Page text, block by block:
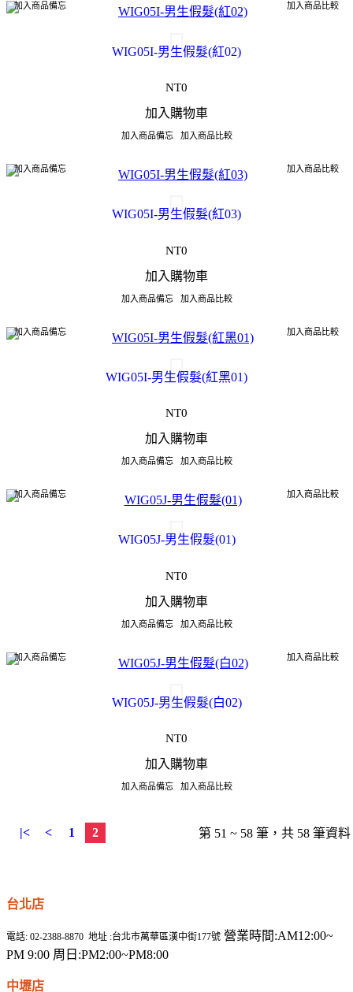
加入商品備忘 加入商品比較
WIG05I-男生假髮(紅02)
NT0
加入購物車
加入商品備忘 加入商品比較
加入商品備忘 加入商品比較
WIG05I-男生假髮(紅03)
NT0
加入購物車
加入商品備忘 加入商品比較
加入商品備忘 加入商品比較
WIG05I-男生假髮(紅黑01)
NT0
加入購物車
加入商品備忘 加入商品比較
加入商品備忘 加入商品比較
WIG05J-男生假髮(01)
NT0
加入購物車
加入商品備忘 加入商品比較
加入商品備忘 加入商品比較
WIG05J-男生假髮(白02)
NT0
加入購物車
加入商品備忘 加入商品比較
|< < 1 2 第 51 ~ 58 筆，共 58 筆資料
台北店
電話: 02-2388-8870 地址 :台北市萬華區漢中街177號 營業時間:AM12:00~
PM 9:00 周日:PM2:00~PM8:00
中壢店